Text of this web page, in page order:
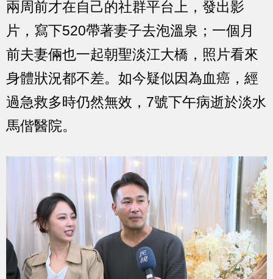
兩周前才在自己的社群平台上，發出影
片，寫下520帶著妻子去泡溫泉；一個月
前夫妻倆也一起朝聖淡江大橋，照片看來
身體狀況都不差。如今疑似因為血癌，經
過急救多時仍然無效，7號下午病逝於淡水
馬偕醫院。